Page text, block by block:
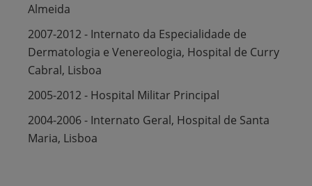
Almeida
2007-2012 - Internato da Especialidade de
Dermatologia e Venereologia, Hospital de Curry
Cabral, Lisboa
2005-2012 - Hospital Militar Principal
2004-2006 - Internato Geral, Hospital de Santa
Maria, Lisboa